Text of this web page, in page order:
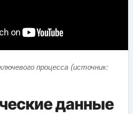
процесса (источник:
данные